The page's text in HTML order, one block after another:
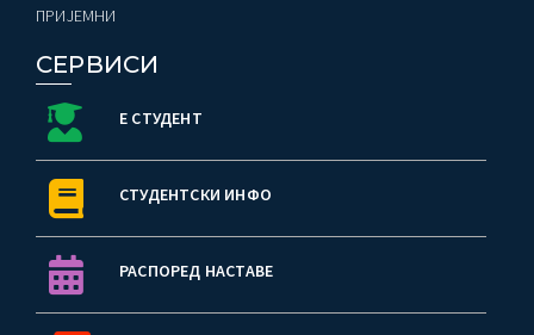
ПРИЈЕМНИ
СЕРВИСИ
Е СТУДЕНТ
СТУДЕНТСКИ ИНФО
РАСПОРЕД НАСТАВЕ